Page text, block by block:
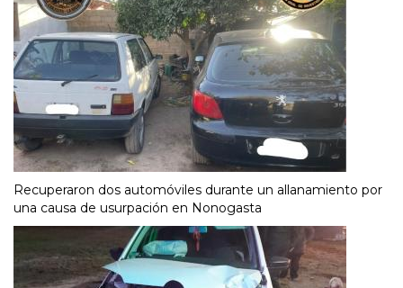
Recuperaron dos automóviles durante un allanamiento por
una causa de usurpación en Nonogasta